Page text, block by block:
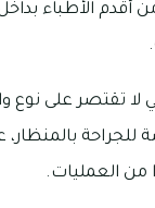
لا تقتصر على نوع
بالمنظار،
من العمليات.